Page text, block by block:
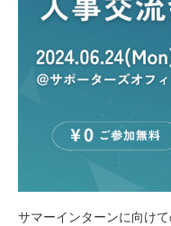
セミナー・イベント
サマーインターンに向け